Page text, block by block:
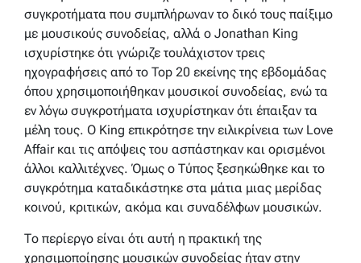
συγκροτήματα που συμπλήρωναν το δικό τους παίξιμο
με μουσικούς συνοδείας, αλλά ο Jonathan King
ισχυρίστηκε ότι γνώριζε τουλάχιστον τρεις
ηχογραφήσεις από το Top 20 εκείνης της εβδομάδας
όπου χρησιμοποιήθηκαν μουσικοί συνοδείας, ενώ τα
εν λόγω συγκροτήματα ισχυρίστηκαν ότι έπαιξαν τα
μέλη τους. Ο King επικρότησε την ειλικρίνεια των Love
Affair και τις απόψεις του ασπάστηκαν και ορισμένοι
άλλοι καλλιτέχνες. Όμως ο Τύπος ξεσηκώθηκε και το
συγκρότημα καταδικάστηκε στα μάτια μιας μερίδας
κοινού, κριτικών, ακόμα και συναδέλφων μουσικών.
Το περίεργο είναι ότι αυτή η πρακτική της
χρησιμοποίησης μουσικών συνοδείας ήταν στην